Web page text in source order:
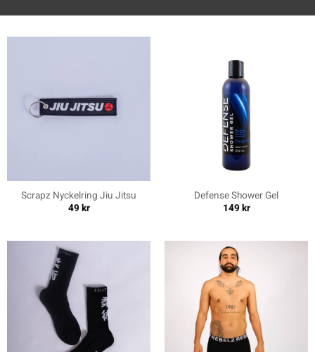
Scrapz Nyckelring Jiu Jitsu
49kr
Defense Shower Gel
149kr